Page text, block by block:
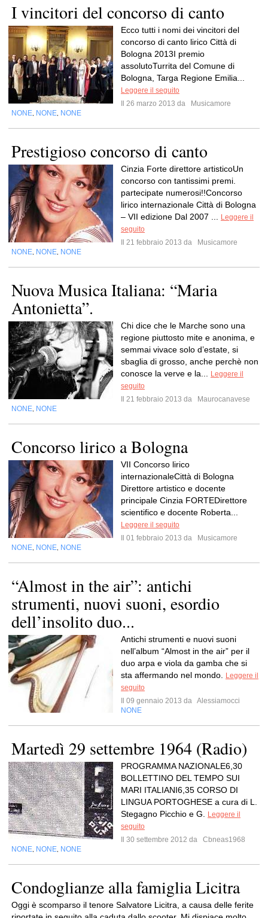
I vincitori del concorso di canto
Ecco tutti i nomi dei vincitori del
concorso di canto lirico Città di
Bologna 2013I premio
assolutoTurrita del Comune di
Bologna, Targa Regione Emilia...
Leggere il seguito
Il 26 marzo 2013 da
Musicamore
NONE NONE NONE
Prestigioso concorso di canto
Cinzia Forte direttore artisticoUn
concorso con tantissimi premi.
partecipate numerosi!!Concorso
lirico internazionale Città di Bologna
– VII edizione Dal 2007 ...
Leggere il
seguito
Il 21 febbraio 2013 da
Musicamore
NONE NONE NONE
Nuova Musica Italiana: “Maria
Antonietta”.
Chi dice che le Marche sono una
regione piuttosto mite e anonima, e
semmai vivace solo d’estate, si
sbaglia di grosso, anche perchè non
conosce la verve e la...
Leggere il
seguito
Il 21 febbraio 2013 da
Maurocanavese
NONE NONE
Concorso lirico a Bologna
VII Concorso lirico
internazionaleCittà di Bologna
Direttore artistico e docente
principale Cinzia FORTEDirettore
scientifico e docente Roberta...
Leggere il seguito
Il 01 febbraio 2013 da
Musicamore
NONE NONE NONE
“Almost in the air”: antichi
strumenti, nuovi suoni, esordio
dell’insolito duo...
Antichi strumenti e nuovi suoni
nell’album “Almost in the air” per il
duo arpa e viola da gamba che si
sta affermando nel mondo.
Leggere il
seguito
Il 09 gennaio 2013 da Alessiamocci
NONE
Martedì 29 settembre 1964 (Radio)
PROGRAMMA NAZIONALE6,30
BOLLETTINO DEL TEMPO SUI
MARI ITALIANI6,35 CORSO DI
LINGUA PORTOGHESE a cura di L.
Stegagno Picchio e G.
Leggere il
seguito
Il 30 settembre 2012 da
Cbneas1968
NONE NONE NONE
Condoglianze alla famiglia Licitra
Oggi è scomparso il tenore Salvatore Licitra, a causa delle ferite